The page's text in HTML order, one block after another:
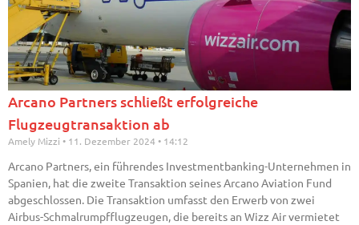
Arcano Partners schließt erfolgreiche
Flugzeugtransaktion ab
Amely Mizzi 11. Dezember 2024 14:12
Arcano Partners, ein führendes Investmentbanking-Unternehmen in
Spanien, hat die zweite Transaktion seines Arcano Aviation Fund
abgeschlossen. Die Transaktion umfasst den Erwerb von zwei
Airbus-Schmalrumpfflugzeugen, die bereits an Wizz Air vermietet